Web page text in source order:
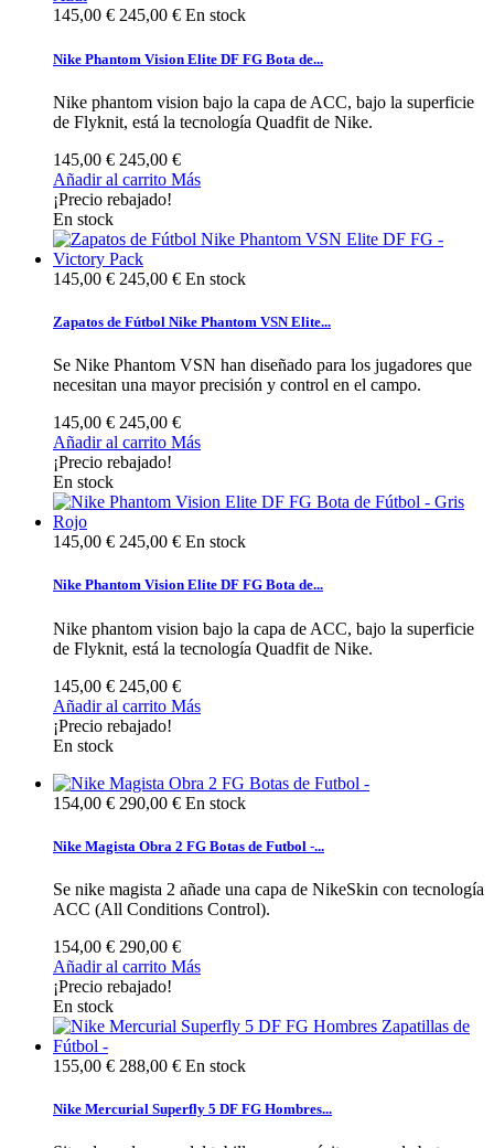
145,00 € 245,00 € En stock
Nike Phantom Vision Elite DF FG Bota de...
Nike phantom vision bajo la capa de ACC, bajo la superficie
de Flyknit, está la tecnología Quadfit de Nike.
145,00 € 245,00 €
Añadir al carrito Más
¡Precio rebajado!
En stock
145,00 € 245,00 € En stock
Zapatos de Fútbol Nike Phantom VSN Elite...
Se Nike Phantom VSN han diseñado para los jugadores que
necesitan una mayor precisión y control en el campo.
145,00 € 245,00 €
Añadir al carrito Más
¡Precio rebajado!
En stock
145,00 € 245,00 € En stock
Nike Phantom Vision Elite DF FG Bota de...
Nike phantom vision bajo la capa de ACC, bajo la superficie
de Flyknit, está la tecnología Quadfit de Nike.
145,00 € 245,00 €
Añadir al carrito Más
¡Precio rebajado!
En stock
154,00 € 290,00 € En stock
Nike Magista Obra 2 FG Botas de Futbol -...
Se nike magista 2 añade una capa de NikeSkin con tecnología
ACC (All Conditions Control).
154,00 € 290,00 €
Añadir al carrito Más
¡Precio rebajado!
En stock
155,00 € 288,00 € En stock
Nike Mercurial Superfly 5 DF FG Hombres...